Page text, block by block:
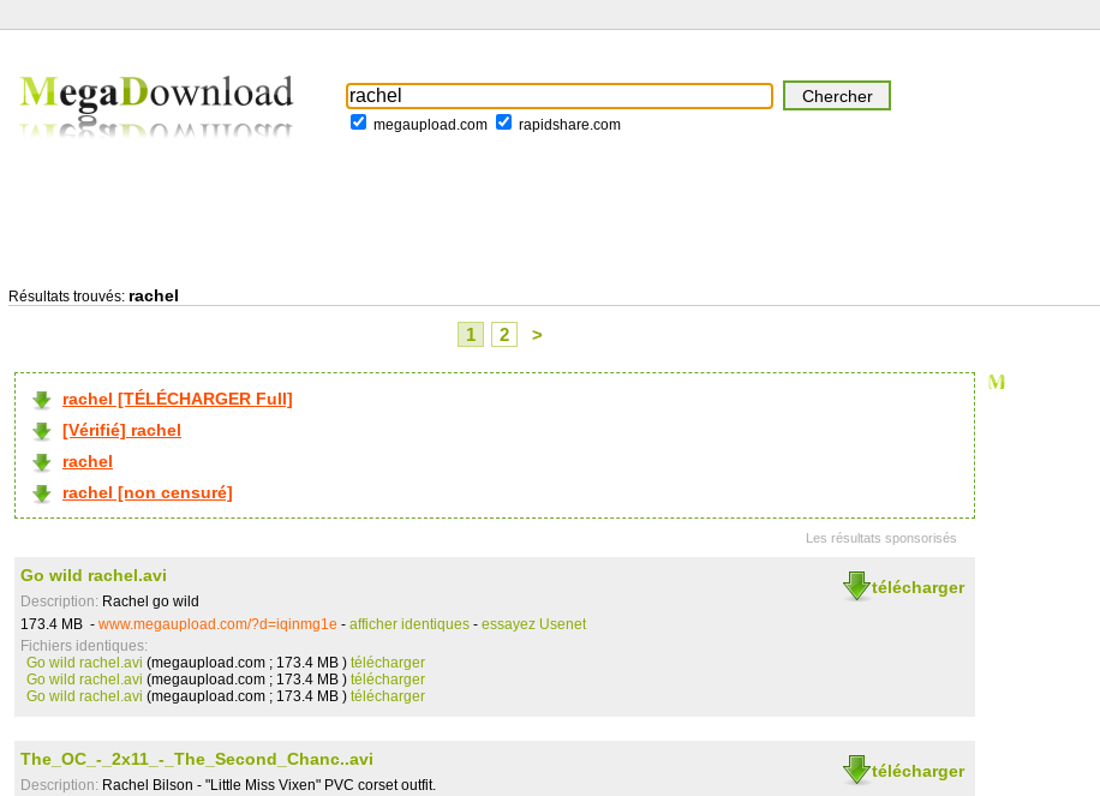
megaupload.com rapidshare.com
Résultats trouvés: rachel
1 2 >
rachel [TÉLÉCHARGER Full]
[Vérifié] rachel
rachel
rachel [non censuré]
Les résultats sponsorisés
télécharger
Go wild rachel.avi
Description: Rachel go wild
173.4 MB - www.megaupload.com/?d=iqinmg1e - afficher identiques - essayez Usenet
Fichiers identiques:
Go wild rachel.avi (megaupload.com ; 173.4 MB ) télécharger
Go wild rachel.avi (megaupload.com ; 173.4 MB ) télécharger
Go wild rachel.avi (megaupload.com ; 173.4 MB ) télécharger
télécharger
The_OC_-_2x11_-_The_Second_Chanc..avi
Description: Rachel Bilson - "Little Miss Vixen" PVC corset outfit.